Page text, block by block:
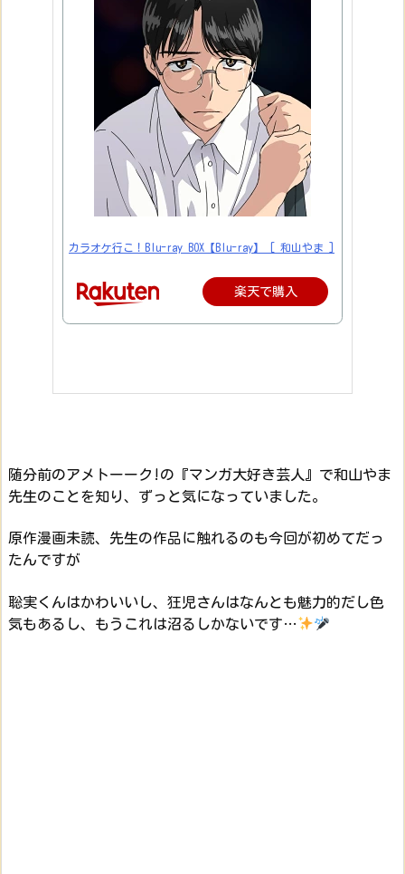
カラオケ行こ！Blu-ray BOX【Blu-ray】 [ 和山やま ]
楽天で購入
随分前のアメトーーク!の『マンガ大好き芸人』で和山やま
先生のことを知り、ずっと気になっていました。
原作漫画未読、先生の作品に触れるのも今回が初めてだっ
たんですが
聡実くんはかわいいし、狂児さんはなんとも魅力的だし色
気もあるし、もうこれは沼るしかないです…